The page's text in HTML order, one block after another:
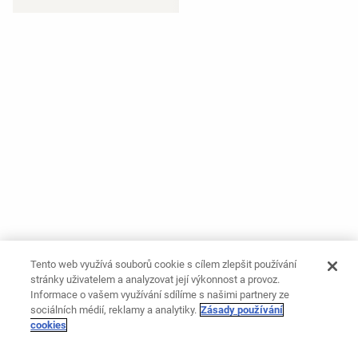
Tento web využívá souborů cookie s cílem zlepšit používání
stránky uživatelem a analyzovat její výkonnost a provoz.
Informace o vašem využívání sdílíme s našimi partnery ze
sociálních médií, reklamy a analytiky. Zásady používání
cookies